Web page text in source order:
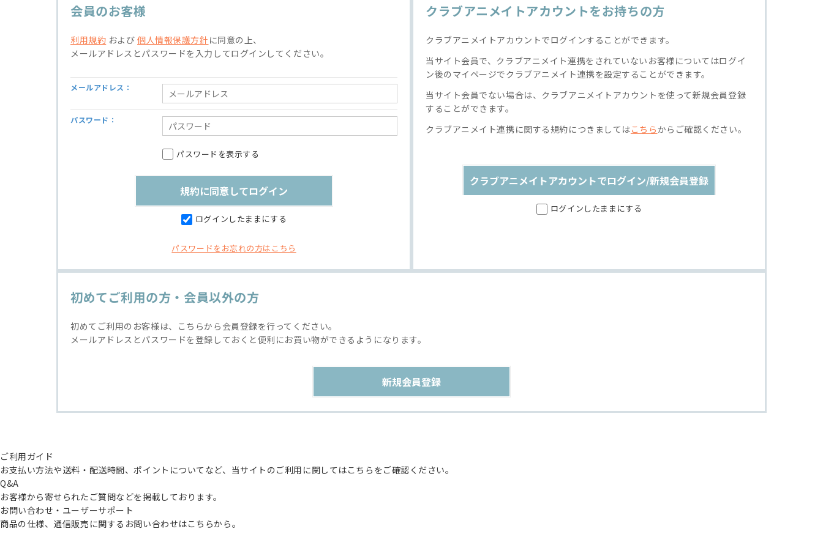
会員のお客様
利用規約 および個人情報保護方針 に同意の上、
メールアドレスとパスワードを入力してログインしてください。
メールアドレス：
パスワード：
パスワードを表示する
ログインしたままにする
パスワードをお忘れの方はこちら
クラブアニメイトアカウントをお持ちの方
クラブアニメイトアカウントでログインすることができます。
当サイト会員で、クラブアニメイト連携をされていないお客様についてはログイ
ン後のマイページでクラブアニメイト連携を設定することができます。
当サイト会員でない場合は、クラブアニメイトアカウントを使って新規会員登録
することができます。
クラブアニメイト連携に関する規約につきましてはこちらからご確認ください。
クラブアニメイトアカウントでログイン/新規会員登録
ログインしたままにする
初めてご利用の方・会員以外の方
初めてご利用のお客様は、こちらから会員登録を行ってください。
メールアドレスとパスワードを登録しておくと便利にお買い物ができるようになります。
ご利用ガイド
お支払い方法や送料・配送時間、ポイントについてなど、当サイトのご利用に関してはこちらをご確認ください。
Q&A
お客様から寄せられたご質問などを掲載しております。
お問い合わせ・ユーザーサポート
商品の仕様、通信販売に関するお問い合わせはこちらから。